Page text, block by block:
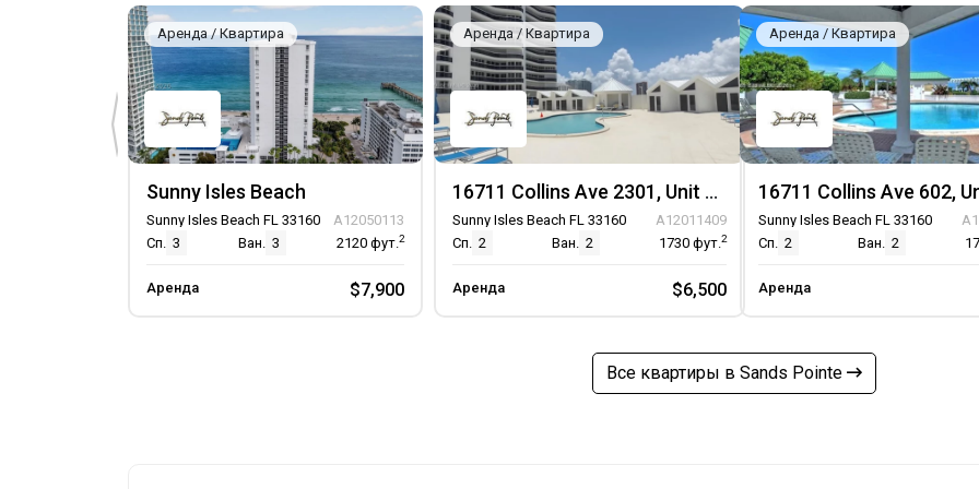
Аренда / Квартира
Sunny Isles Beach
Sunny Isles Beach FL 33160
A12050113
Сп. 3 Ван. 3 2120 фут.2
Аренда $7,900
Аренда / Квартира
16711 Collins Ave 2301, Unit 2301
Sunny Isles Beach FL 33160
A12011409
Сп. 2 Ван. 2 1730 фут.2
Аренда $6,500
Аренда / Квартира
16711 Collins Ave 602,
Sunny Isles Beach FL 33160
Сп. 2 Ван. 2
Аренда
Все квартиры в Sands Pointe